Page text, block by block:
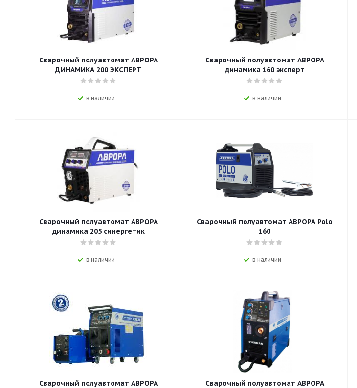
Сварочный полуавтомат АВРОРА
ДИНАМИКА 200 ЭКСПЕРТ
в наличии
Сварочный полуавтомат АВРОРА
динамика 160 эксперт
в наличии
Сварочный полуавтомат АВРОРА
динамика 205 синергетик
в наличии
Сварочный полуавтомат АВРОРА Polo
160
в наличии
Сварочный полуавтомат АВРОРА
Сварочный полуавтомат АВРОРА